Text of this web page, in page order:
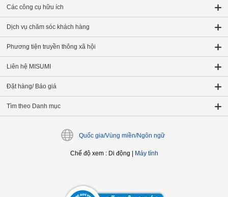
Các công cụ hữu ích
Dịch vụ chăm sóc khách hàng
Phương tiện truyền thông xã hội
Liên hệ MISUMI
Đặt hàng/ Báo giá
Tìm theo Danh mục
Quốc gia/Vùng miền/Ngôn ngữ
Chế độ xem: Di động Máy tính